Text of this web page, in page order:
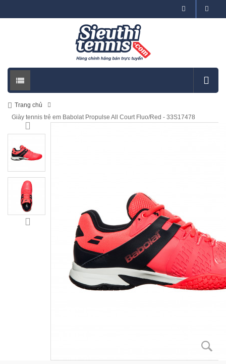
Trang chủ
Giày tennis trẻ em Babolat Propulse All Court Fluo/Red - 33S17478